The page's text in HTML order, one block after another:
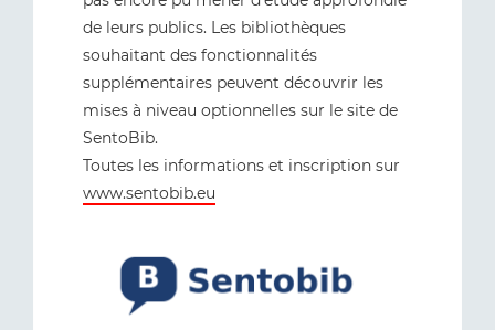
de leurs publics. Les bibliothèques
souhaitant des fonctionnalités
supplémentaires peuvent découvrir les
mises à niveau optionnelles sur le site de
SentoBib.
Toutes les informations et inscription sur
www.sentobib.eu